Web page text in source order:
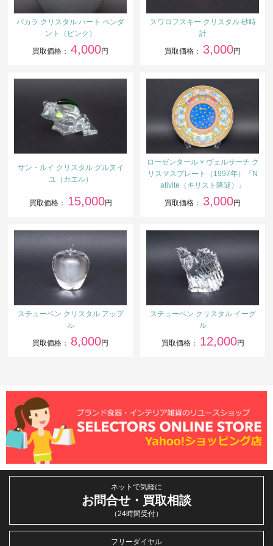
バカラ クリスタル ハート ペンダ
ント（ピンク）
買取価格： 4,000円
スワロフスキー クリスタル 砂時
計
買取価格： 3,000円
サン・ルイ クリスタル グルヌイ
ユ（カエル）
買取価格： 15,000円
ローゼンタール × ヴェルサーチ ク
リスマスプレート（1997年）『N
ativite（キリスト降誕）』
買取価格： 3,000円
スチューベン クリスタル アップ
ル
買取価格： 8,000円
スチューベン クリスタル イーグ
ル
買取価格： 12,000円
ネットで気軽に
お問合せ・買取相談
（24時間受付）
フリーダイヤル